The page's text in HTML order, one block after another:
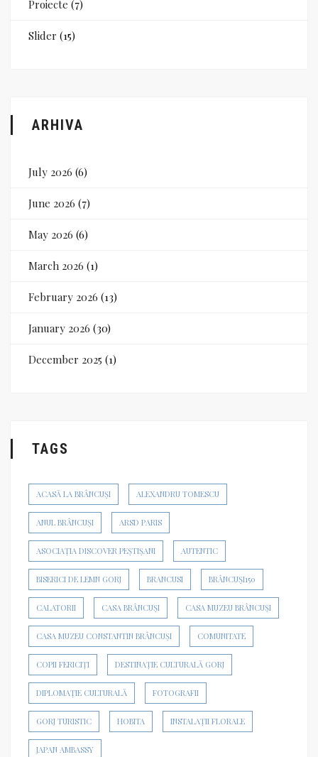
Proiecte (7)
Slider (15)
ARHIVA
July 2026 (6)
June 2026 (7)
May 2026 (6)
March 2026 (1)
February 2026 (13)
January 2026 (30)
December 2025 (1)
TAGS
ACASĂ LA BRÂNCUȘI ALEXANDRU TOMESCU
ANUL BRÂNCUȘI ARSD PARIS
ASOCIAȚIA DISCOVER PEȘTIȘANI AUTENTIC
BISERICI DE LEMN GORJ BRANCUSI BRÂNCUȘI150
CALATORII CASA BRÂNCUȘI CASA MUZEU BRÂNCUȘI
CASA MUZEU CONSTANTIN BRÂNCUȘI COMUNITATE
COPII FERICIȚI DESTINAȚIE CULTURALĂ GORJ
DIPLOMAȚIE CULTURALĂ FOTOGRAFII
GORJ TURISTIC HOBITA INSTALAȚII FLORALE
JAPAN AMBASSY